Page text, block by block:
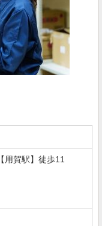
流センターで、
用賀駅】徒歩11